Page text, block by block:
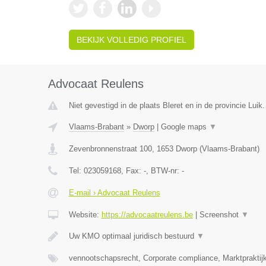
BEKIJK VOLLEDIG PROFIEL
Advocaat Reulens
Niet gevestigd in de plaats Bleret en in de provincie Luik.
Vlaams-Brabant» Dworp| Google maps ▼
Zevenbronnenstraat 100, 1653 Dworp(Vlaams-Brabant)
Tel: 023059168, Fax: -, BTW-nr: -
E-mail › Advocaat Reulens
Website: https://advocaatreulens.be| Screenshot ▼
Uw KMO optimaal juridisch bestuurd ▼
vennootschapsrecht, Corporate compliance,